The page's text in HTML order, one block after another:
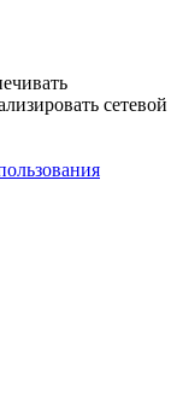
сетевой